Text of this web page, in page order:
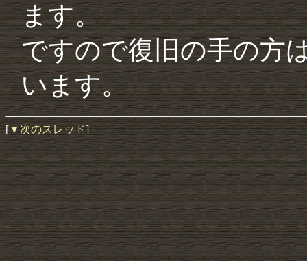
ます。
ですので復旧の手の方
います。
[▼次のスレッド]